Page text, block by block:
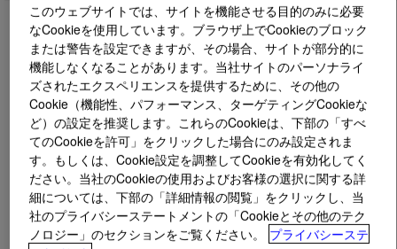
とはSILASTIC™ DY 37-148 U Fluorosilicone
Rubber?
硬さ65度、一般金型成型用、フロロシリコーンゴム、U-
このウェブサイトでは、サイトを機能させる目的のみに必要
なCookieを使用しています。ブラウザ上でCookieのブロック
または警告を設定できますが、その場合、サイトが部分的に
機能しなくなることがあります。当社サイトのパーソナライ
ズされたエクスペリエンスを提供するために、その他の
Cookie（機能性、パフォーマンス、ターゲティングCookieな
ど）の設定を推奨します。これらのCookieは、下部の「すべ
てのCookieを許可」をクリックした場合にのみ設定されま
す。もしくは、Cookie設定を調整してCookieを有効化してく
ださい。当社のCookieの使用およびお客様の選択に関する詳
細については、下部の「詳細情報の閲覧」をクリックし、当
社のプライバシーステートメントの「Cookieとその他のテク
ノロジー」のセクションをご覧ください。
プライバシーステ